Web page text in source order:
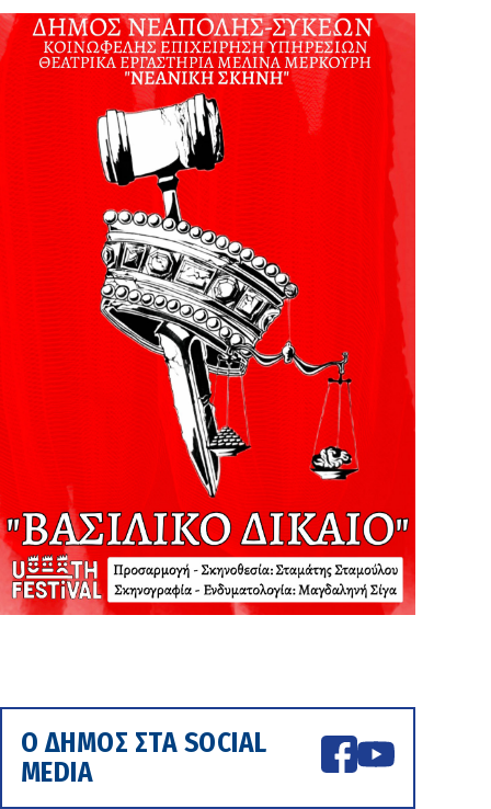
Ο ΔΗΜΟΣ ΣΤΑ SOCIAL
MEDIA